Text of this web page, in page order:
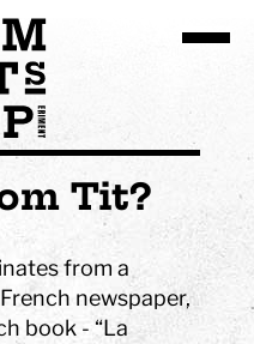
Tit?
from a
newspaper,
book - “La